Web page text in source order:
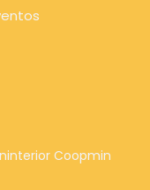
Coopmin